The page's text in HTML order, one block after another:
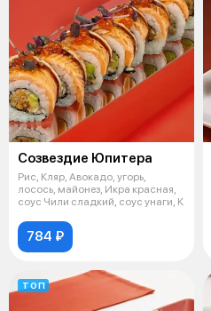
Созвездие Юпитера
Рис, Кляр, Авокадо, угорь,
лосось, майонез, Икра красная,
соус Чили сладкий, соус унаги, К
784 ₽
ТОП